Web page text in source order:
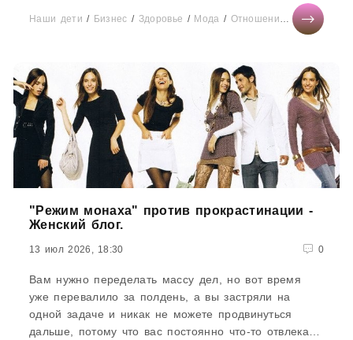
Наши дети / Бизнес / Здоровье / Мода / Отношения /Свадьба
"Режим монаха" против прокрастинации -
Женский блог.
13 июл 2026, 18:30 0
Вам нужно переделать массу дел, но вот время
уже перевалило за полдень, а вы застряли на
одной задаче и никак не можете продвинуться
дальше, потому что вас постоянно что-то отвлекает.